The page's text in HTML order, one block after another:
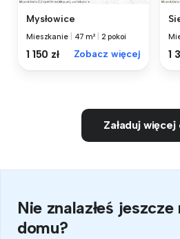
Mysłowice
Mieszkanie 47 m² 2 pokoi
1 150 zł Zobacz więcej 1
Załaduj
Nie znalazłeś
domu?